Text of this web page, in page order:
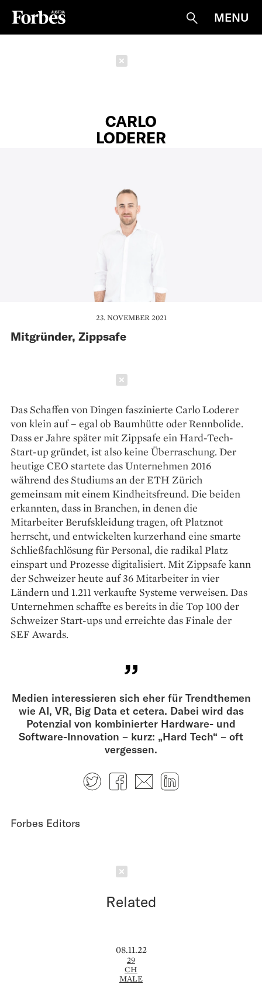
Suche
MENU
CARLO
LODERER
23. NOVEMBER 2021
Mitgründer, Zippsafe
Das Schaffen von Dingen faszinierte Carlo Loderer
von klein auf – egal ob Baumhütte oder Rennbolide.
Dass er Jahre später mit Zippsafe ein Hard-Tech-
Start-up gründet, ist also keine Überraschung. Der
heutige CEO startete das Unternehmen 2016
während des Studiums an der ETH Zürich
gemeinsam mit einem Kindheitsfreund. Die beiden
erkannten, dass in Branchen, in denen die
Mitarbeiter Berufskleidung tragen, oft Platznot
herrscht, und entwickelten kurzerhand eine smarte
Schließfachlösung für Personal, die radikal Platz
einspart und Prozesse digitalisiert. Mit Zippsafe kann
der Schweizer heute auf 36 Mitarbeiter in vier
Ländern und 1.211 verkaufte Systeme verweisen. Das
Unternehmen schaffte es bereits in die Top 100 der
Schweizer Start-ups und erreichte das Finale der
SEF Awards.
Medien interessieren sich eher für Trendthemen
wie AI, VR, Big Data et cetera. Dabei wird das
Potenzial von kombinierter Hardware- und
Software-Innovation – kurz: „Hard Tech“ – oft
vergessen.
TwitterFacebook
E-mail
Forbes Editors
Related
08.11.22
29
CH
MALE